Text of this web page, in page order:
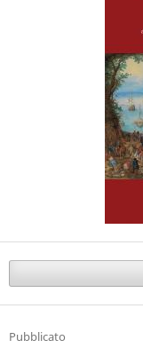
Pubblicato